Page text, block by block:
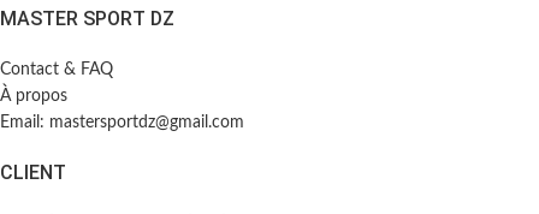
MASTER SPORT DZ
Contact & FAQ
À propos
Email: mastersportdz@gmail.com
CLIENT